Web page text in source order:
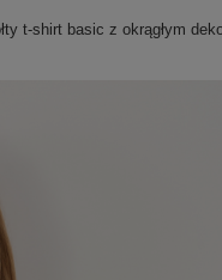
t-shirt basic z okrągłym